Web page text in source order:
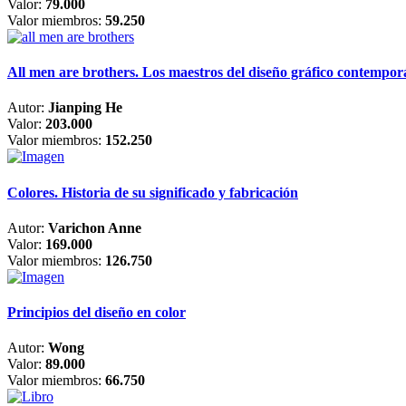
Valor: 79.000
Valor miembros: 59.250
All men are brothers. Los maestros del diseño gráfico
Autor: Jianping He
Valor: 203.000
Valor miembros: 152.250
Colores. Historia de su significado y fabricación
Autor: Varichon Anne
Valor: 169.000
Valor miembros: 126.750
Principios del diseño en color
Autor: Wong
Valor: 89.000
Valor miembros: 66.750